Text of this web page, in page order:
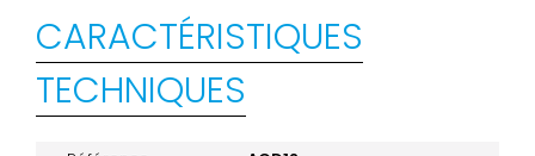
CARACTÉRISTIQUES
TECHNIQUES